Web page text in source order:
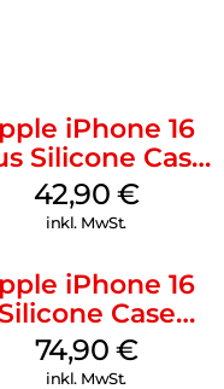
iPhone 16
Silicone Case
MagSafe Plum
42,90 €
inkl. MwSt.
iPhone 16
Silicone Case
MagSafe Lake
Green
74,90 €
inkl. MwSt.